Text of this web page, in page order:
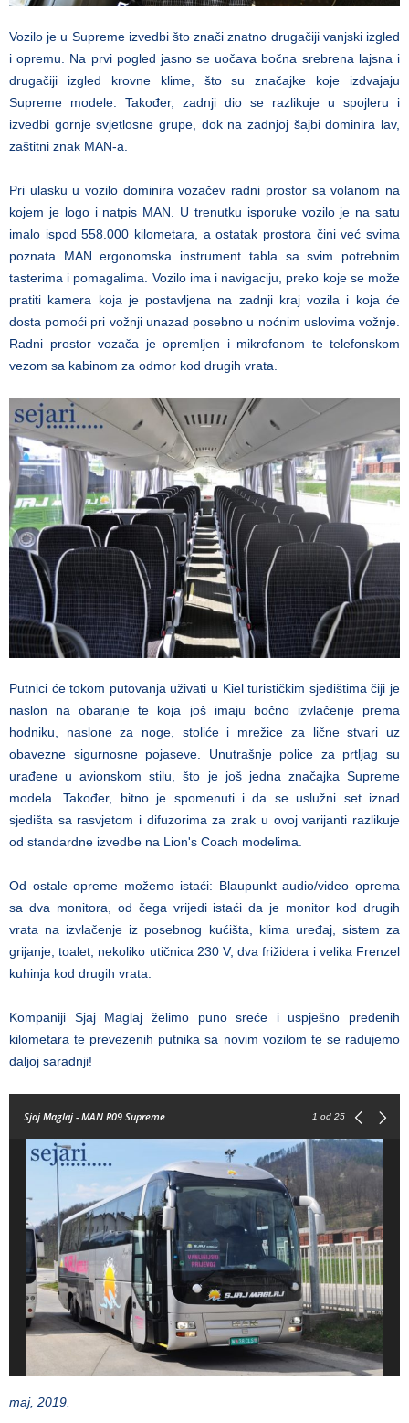
Vozilo je u Supreme izvedbi što znači znatno drugačiji vanjski izgled
i opremu. Na prvi pogled jasno se uočava bočna srebrena lajsna i
drugačiji izgled krovne klime, što su značajke koje izdvajaju
Supreme modele. Također, zadnji dio se razlikuje u spojleru i
izvedbi gornje svjetlosne grupe, dok na zadnjoj šajbi dominira lav,
zaštitni znak MAN-a.
Pri ulasku u vozilo dominira vozačev radni prostor sa volanom na
kojem je logo i natpis MAN. U trenutku isporuke vozilo je na satu
imalo ispod 558.000 kilometara, a ostatak prostora čini već svima
poznata MAN ergonomska instrument tabla sa svim potrebnim
tasterima i pomagalima. Vozilo ima i navigaciju, preko koje se može
pratiti kamera koja je postavljena na zadnji kraj vozila i koja će
dosta pomoći pri vožnji unazad posebno u noćnim uslovima vožnje.
Radni prostor vozača je opremljen i mikrofonom te telefonskom
vezom sa kabinom za odmor kod drugih vrata.
Putnici će tokom putovanja uživati u Kiel turističkim sjedištima čiji je
naslon na obaranje te koja još imaju bočno izvlačenje prema
hodniku, naslone za noge, stoliće i mrežice za lične stvari uz
obavezne sigurnosne pojaseve. Unutrašnje police za prtljag su
urađene u avionskom stilu, što je još jedna značajka Supreme
modela. Također, bitno je spomenuti i da se uslužni set iznad
sjedišta sa rasvjetom i difuzorima za zrak u ovoj varijanti razlikuje
od standardne izvedbe na Lion's Coach modelima.
Od ostale opreme možemo istaći: Blaupunkt audio/video oprema
sa dva monitora, od čega vrijedi istaći da je monitor kod drugih
vrata na izvlačenje iz posebnog kućišta, klima uređaj, sistem za
grijanje, toalet, nekoliko utičnica 230 V, dva frižidera i velika Frenzel
kuhinja kod drugih vrata.
Kompaniji Sjaj Maglaj želimo puno sreće i uspješno pređenih
kilometara te prevezenih putnika sa novim vozilom te se radujemo
daljoj saradnji!
Sjaj Maglaj - MAN R09 Supreme 1 od 25
maj, 2019.